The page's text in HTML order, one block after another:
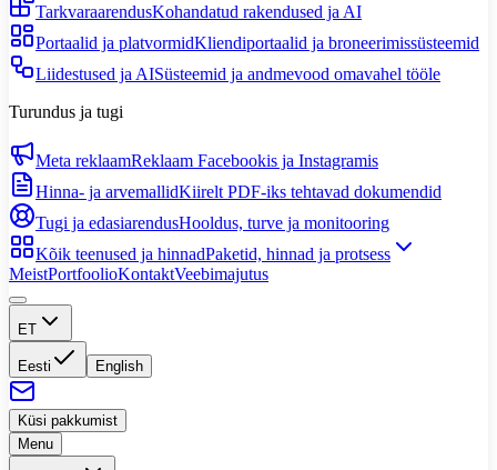
TarkvaraarendusKohandatud rakendused ja AI
Portaalid ja platvormidKliendiportaalid ja broneerimissüsteemid
Liidestused ja AISüsteemid ja andmevood omavahel tööle
Turundus ja tugi
Meta reklaamReklaam Facebookis ja Instagramis
Hinna- ja arvemallidKiirelt PDF-iks tehtavad dokumendid
Tugi ja edasiarendusHooldus, turve ja monitooring
Kõik teenused ja hinnadPaketid, hinnad ja protsess
MeistPortfoolioKontaktVeebimajutus
ET
Eesti English
Küsi pakkumist
Menu